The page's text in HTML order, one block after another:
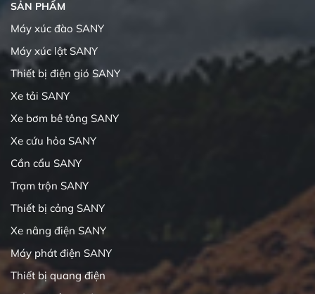
SẢN PHẨM
Máy xúc đào SANY
Máy xúc lật SANY
Thiết bị điện gió SANY
Xe tải SANY
Xe bơm bê tông SANY
Xe cứu hỏa SANY
Cần cẩu SANY
Trạm trộn SANY
Thiết bị cảng SANY
Xe nâng điện SANY
Máy phát điện SANY
Thiết bị quang điện